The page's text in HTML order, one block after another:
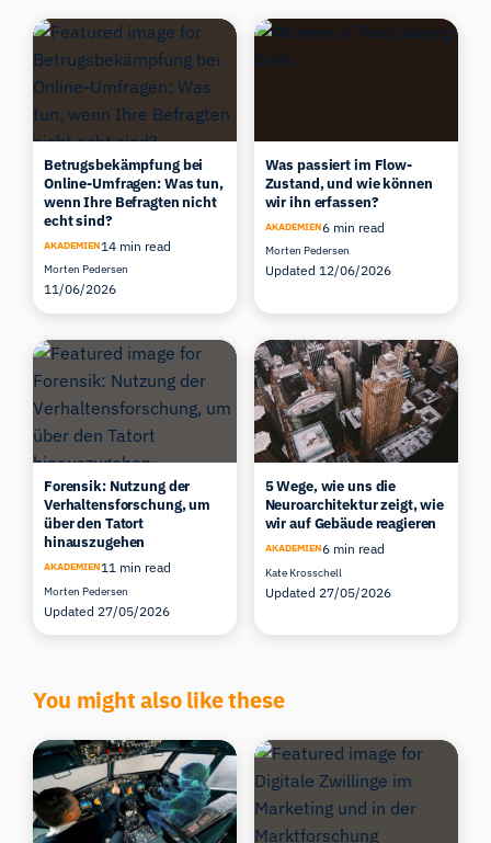
Betrugsbekämpfung bei
Online-Umfragen: Was tun,
wenn Ihre Befragten nicht
echt sind?
AKADEMIEN14 min read
Morten Pedersen
11/06/2026
Was passiert im Flow-
Zustand, und wie können
wir ihn erfassen?
AKADEMIEN6 min read
Morten Pedersen
Updated 12/06/2026
Forensik: Nutzung der
Verhaltensforschung, um
über den Tatort
hinauszugehen
AKADEMIEN11 min read
Morten Pedersen
Updated 27/05/2026
5 Wege, wie uns die
Neuroarchitektur zeigt, wie
wir auf Gebäude reagieren
AKADEMIEN6 min read
Kate Krosschell
Updated 27/05/2026
You might also like these